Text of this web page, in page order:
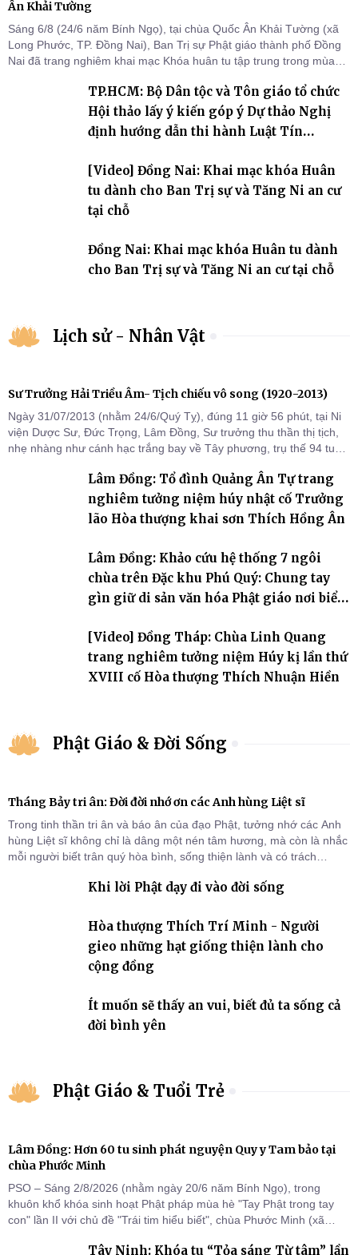
Ân Khải Tường
Sáng 6/8 (24/6 năm Bính Ngọ), tại chùa Quốc Ân Khải Tường (xã
Long Phước, TP. Đồng Nai), Ban Trị sự Phật giáo thành phố Đồng
Nai đã trang nghiêm khai mạc Khóa huân tu tập trung trong mùa
chỗ khu vực VII, VIII và trường hạ chùa Quốc Ân Khải Tường.
TP.HCM: Bộ Dân tộc và Tôn giáo tổ chức
Hội thảo lấy ý kiến góp ý Dự thảo Nghị
định hướng dẫn thi hành Luật Tín
[Video] Đồng Nai: Khai mạc khóa Huân
tu dành cho Ban Trị sự và Tăng Ni an cư
tại chỗ
Đồng Nai: Khai mạc khóa Huân tu dành
cho Ban Trị sự và Tăng Ni an cư tại chỗ
Lịch sử - Nhân Vật
Sư Trưởng Hải Triều Âm- Tịch chiếu vô song (1920-2013)
Ngày 31/07/2013 (nhằm 24/6/Quý Tỵ), đúng 11 giờ 56 phút, tại Ni
viện Dược Sư, Đức Trọng, Lâm Đồng, Sư trưởng thu thần thị tịch,
nhẹ nhàng như cánh hạc trắng bay về Tây phương, trụ thế 94 tuổi
Lâm Đồng: Tổ đình Quảng Ân Tự trang
nghiêm tưởng niệm húy nhật cố Trưởng
lão Hòa thượng khai sơn Thích Hồng Ân
Lâm Đồng: Khảo cứu hệ thống 7 ngôi
chùa trên Đặc khu Phú Quý: Chung tay
gìn giữ di sản văn hóa Phật giáo nơi biển
[Video] Đồng Tháp: Chùa Linh Quang
trang nghiêm tưởng niệm Húy kị lần thứ
XVIII cố Hòa thượng Thích Nhuận Hiền
Phật Giáo & Đời Sống
Tháng Bảy tri ân: Đời đời nhớ ơn các Anh hùng Liệt sĩ
Trong tinh thần tri ân và báo ân của đạo Phật, tưởng nhớ các Anh
hùng Liệt sĩ không chỉ là dâng một nén tâm hương, mà còn là nhắc
mỗi người biết trân quý hòa bình, sống thiện lành và có trách
Khi lời Phật dạy đi vào đời sống
Hòa thượng Thích Trí Minh - Người
gieo những hạt giống thiện lành cho
cộng đồng
Ít muốn sẽ thấy an vui, biết đủ ta sống cả
đời bình yên
Phật Giáo & Tuổi Trẻ
Lâm Đồng: Hơn 60 tu sinh phát nguyện Quy y Tam bảo tại
chùa Phước Minh
PSO – Sáng 2/8/2026 (nhằm ngày 20/6 năm Bính Ngọ), trong
khuôn khổ khóa sinh hoạt Phật pháp mùa hè "Tay Phật trong tay
con" lần II với chủ đề "Trái tim hiểu biết", chùa Phước Minh (xã
cho hơn 60 tu sinh.Tây Ninh: Khóa tu “Tỏa sáng Từ tâm” lần